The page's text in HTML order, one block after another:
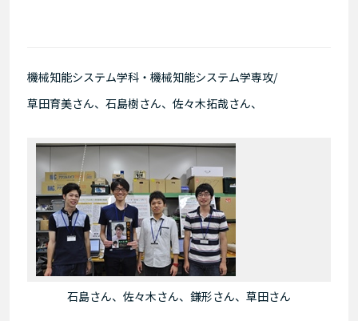
機械知能システム学科・機械知能システム学専攻/
草田育美さん、石島樹さん、佐々木拓哉さん、
石島さん、佐々木さん、鎌形さん、草田さん